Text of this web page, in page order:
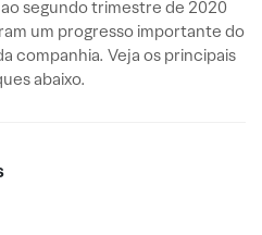
segundo trimestre de 2020
um progresso importante do
companhia. Veja os principais
abaixo.